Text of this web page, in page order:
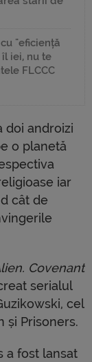
"eficiență
iei, nu te
FLCCC
doi androizi
o planetă
iar
cât de
Covenant
serialul
cel
și Prisoners.
a fost lansat